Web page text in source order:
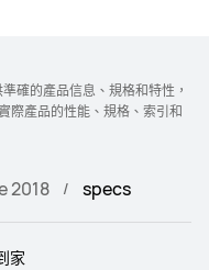
確的產品信息、規格和特性，
際產品的性能、規格、索引和
2018 specs
家